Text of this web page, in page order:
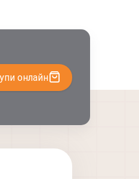
онлайн